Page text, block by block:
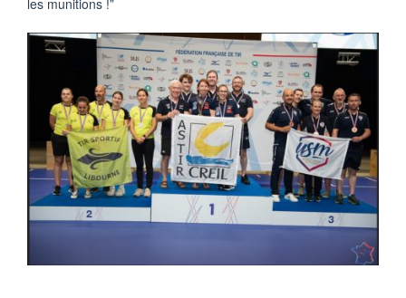
les munitions !”